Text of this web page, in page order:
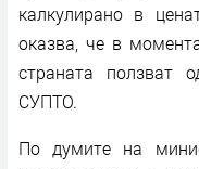
калкулирано в
оказва, че в
страната ползват
СУПТО.
По думите на